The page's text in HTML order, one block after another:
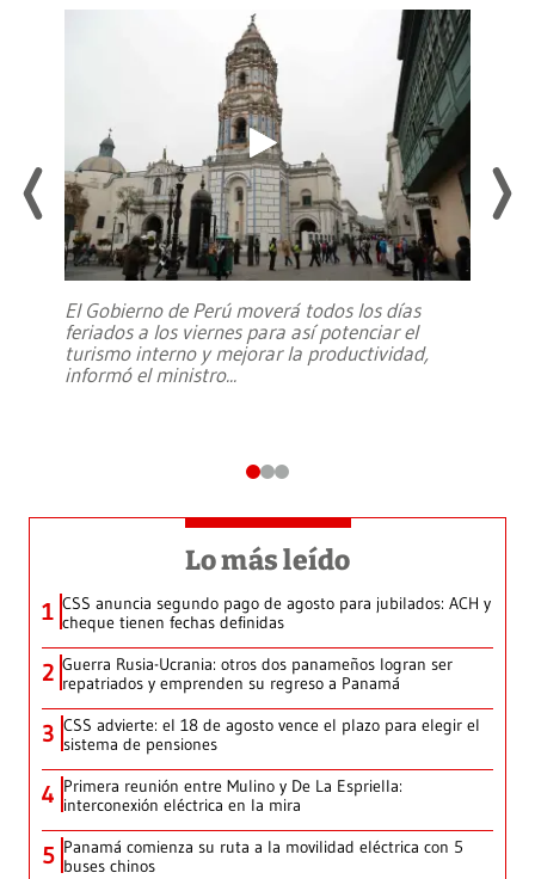
El Gobierno de Perú moverá todos los días
feriados a los viernes para así potenciar el
turismo interno y mejorar la productividad,
informó el ministro...
Lo más leído
1 CSS anuncia segundo pago de agosto para jubilados: ACH y
cheque tienen fechas definidas
2 Guerra Rusia-Ucrania: otros dos panameños logran ser
repatriados y emprenden su regreso a Panamá
3 CSS advierte: el 18 de agosto vence el plazo para elegir el
sistema de pensiones
4 Primera reunión entre Mulino y De La Espriella:
interconexión eléctrica en la mira
5 Panamá comienza su ruta a la movilidad eléctrica con 5
buses chinos